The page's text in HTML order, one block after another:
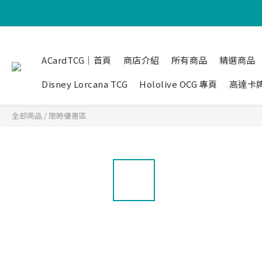
ACardTCG｜首頁 商店介紹 所有商品
精選商品
Disney Lorcana TCG
Hololive OCG 專頁 高達卡
全部商品 / 限時優惠區